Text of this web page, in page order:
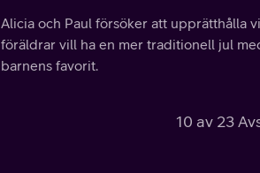
Alicia och Paul försöker att upprätthålla
föräldrar vill ha en mer traditionell jul
barnens favorit.
10 av 23